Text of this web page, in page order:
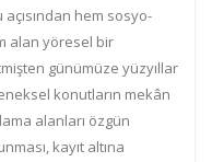
hem sosyo-
alan yöresel bir
günümüze yüzyıllar
konutların mekân
alanları özgün
kayıt altına